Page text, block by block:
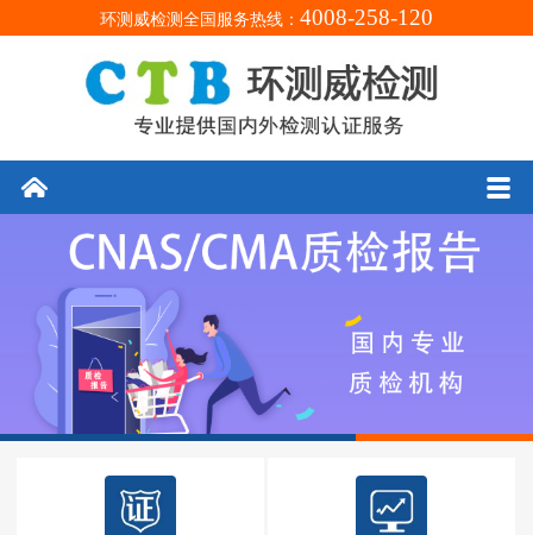
环测威检测全国服务热线： 4008-258-120
󰄫 󰀥